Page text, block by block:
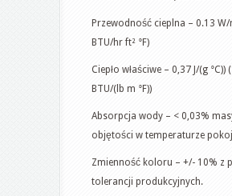
Przewodność cieplna – 0.13 W/
BTU/hr ft² °F)
Ciepło właściwe – 0,37 J/(g °C))
BTU/(lb m °F))
Absorpcja wody – < 0,03%
objętości w temperaturze
Zmienność koloru – +/- 10% z
tolerancji produkcyjnych.